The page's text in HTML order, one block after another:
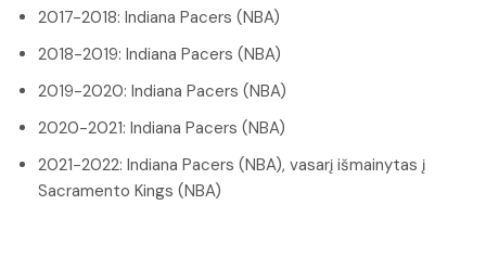
2017-2018: Indiana Pacers (NBA)
2018-2019: Indiana Pacers (NBA)
2019-2020: Indiana Pacers (NBA)
2020-2021: Indiana Pacers (NBA)
2021-2022: Indiana Pacers (NBA), vasarį išmainytas į
Sacramento Kings (NBA)